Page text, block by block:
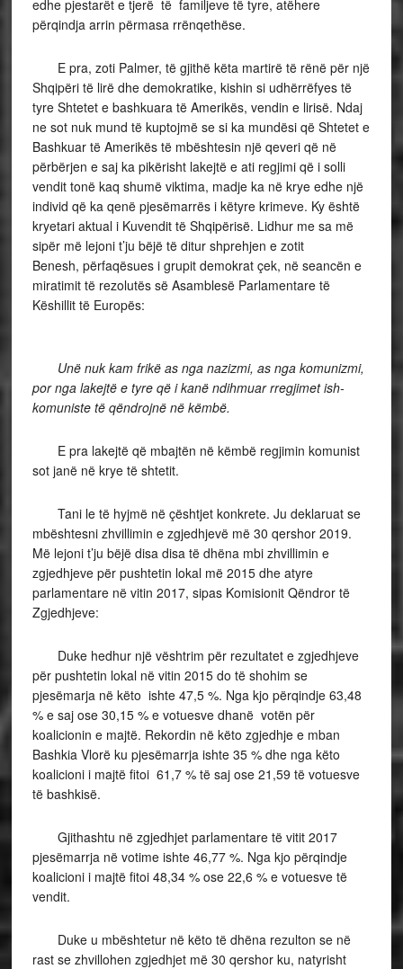
edhe pjestarët e tjerë të familjeve të tyre, atëhere
përqindja arrin përmasa rrënqethëse.
E pra, zoti Palmer, të gjithë këta martirë të rënë për një
Shqipëri të lirë dhe demokratike, kishin si udhërrëfyes të
tyre Shtetet e bashkuara të Amerikës, vendin e lirisë. Ndaj
ne sot nuk mund të kuptojmë se si ka mundësi që Shtetet e
Bashkuar të Amerikës të mbështesin një qeveri që në
përbërjen e saj ka pikërisht lakejtë e ati regjimi që i solli
vendit tonë kaq shumë viktima, madje ka në krye edhe një
individ që ka qenë pjesëmarrës i këtyre krimeve. Ky është
kryetari aktual i Kuvendit të Shqipërisë. Lidhur me sa më
sipër më lejoni t’ju bëjë të ditur shprehjen e zotit
Benesh, përfaqësues i grupit demokrat çek, në seancën e
miratimit të rezolutës së Asamblesë Parlamentare të
Këshillit të Europës:
Unë nuk kam frikë as nga nazizmi, as nga komunizmi,
por nga lakejtë e tyre që i kanë ndihmuar rregjimet ish-
komuniste të qëndrojnë në këmbë.
E pra lakejtë që mbajtën në këmbë regjimin komunist
sot janë në krye të shtetit.
Tani le të hyjmë në çështjet konkrete. Ju deklaruat se
mbështesni zhvillimin e zgjedhjevë më 30 qershor 2019.
Më lejoni t’ju bëjë disa disa të dhëna mbi zhvillimin e
zgjedhjeve për pushtetin lokal më 2015 dhe atyre
parlamentare në vitin 2017, sipas Komisionit Qëndror të
Zgjedhjeve:
Duke hedhur një vështrim për rezultatet e zgjedhjeve
për pushtetin lokal në vitin 2015 do të shohim se
pjesëmarja në këto ishte 47,5 %. Nga kjo përqindje 63,48
% e saj ose 30,15 % e votuesve dhanë votën për
koalicionin e majtë. Rekordin në këto zgjedhje e mban
Bashkia Vlorë ku pjesëmarrja ishte 35 % dhe nga këto
koalicioni i majtë fitoi 61,7 % të saj ose 21,59 të votuesve
të bashkisë.
Gjithashtu në zgjedhjet parlamentare të vitit 2017
pjesëmarrja në votime ishte 46,77 %. Nga kjo përqindje
koalicioni i majtë fitoi 48,34 % ose 22,6 % e votuesve të
vendit.
Duke u mbështetur në këto të dhëna rezulton se në
rast se zhvillohen zgjedhjet më 30 qershor ku, natyrisht